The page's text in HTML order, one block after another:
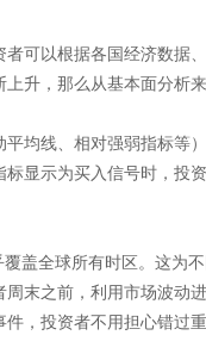
可以根据各国经济数据
升，那么从基本面分析
均线、相对强弱指标等
显示为买入信号时，投
盖全球所有时区。这为
末之前，利用市场波动
，投资者不用担心错过